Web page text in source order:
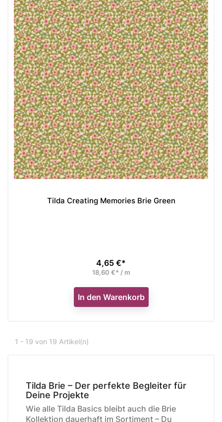
Tilda Creating Memories Brie Green
Preis
4,65 €*
18,60 €* / m
In den Warenkorb
1 - 19 von 19 Artikel(n)
Tilda Brie – Der perfekte Begleiter für
Deine Projekte
Wie alle Tilda Basics bleibt auch die Brie
Kollektion dauerhaft im Sortiment – Du